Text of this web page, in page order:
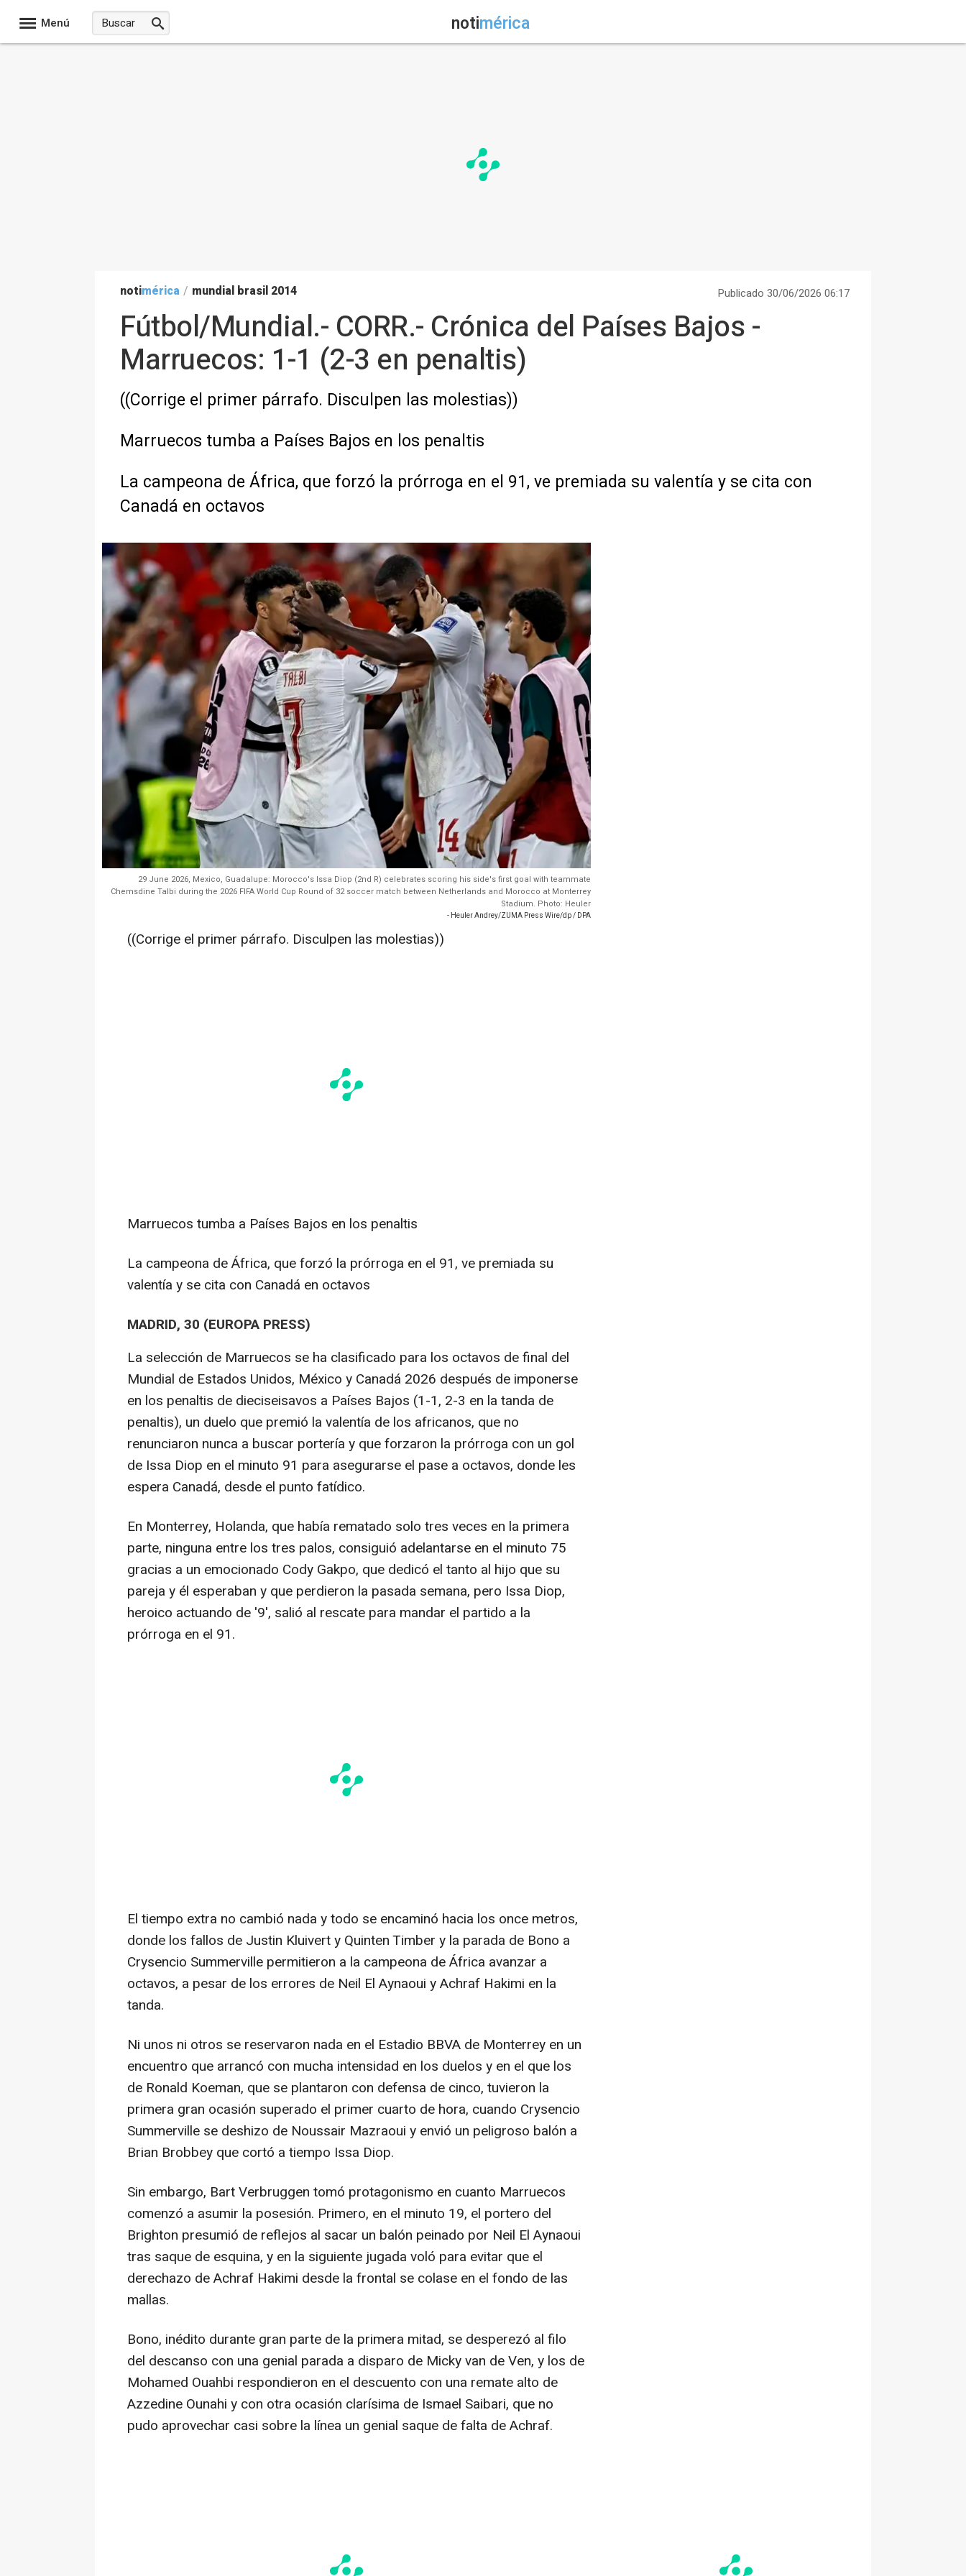
Menú notimérica
notimérica / mundial brasil 2014 Publicado 30/06/2026 06:17
Fútbol/Mundial.- CORR.- Crónica del Países Bajos -
Marruecos: 1-1 (2-3 en penaltis)
((Corrige el primer párrafo. Disculpen las molestias))
Marruecos tumba a Países Bajos en los penaltis
La campeona de África, que forzó la prórroga en el 91, ve premiada su valentía y se cita con
Canadá en octavos
29 June 2026, Mexico, Guadalupe: Morocco's Issa Diop (2nd R) celebrates scoring his side's first goal with teammate
Chemsdine Talbi during the 2026 FIFA World Cup Round of 32 soccer match between Netherlands and Morocco at Monterrey
Stadium. Photo: Heuler
- Heuler Andrey/ZUMA Press Wire/dp / DPA
((Corrige el primer párrafo. Disculpen las molestias))
Marruecos tumba a Países Bajos en los penaltis
La campeona de África, que forzó la prórroga en el 91, ve premiada su
valentía y se cita con Canadá en octavos
MADRID, 30 (EUROPA PRESS)
La selección de Marruecos se ha clasificado para los octavos de final del
Mundial de Estados Unidos, México y Canadá 2026 después de imponerse
en los penaltis de dieciseisavos a Países Bajos (1-1, 2-3 en la tanda de
penaltis), un duelo que premió la valentía de los africanos, que no
renunciaron nunca a buscar portería y que forzaron la prórroga con un gol
de Issa Diop en el minuto 91 para asegurarse el pase a octavos, donde les
espera Canadá, desde el punto fatídico.
En Monterrey, Holanda, que había rematado solo tres veces en la primera
parte, ninguna entre los tres palos, consiguió adelantarse en el minuto 75
gracias a un emocionado Cody Gakpo, que dedicó el tanto al hijo que su
pareja y él esperaban y que perdieron la pasada semana, pero Issa Diop,
heroico actuando de '9', salió al rescate para mandar el partido a la
prórroga en el 91.
El tiempo extra no cambió nada y todo se encaminó hacia los once metros,
donde los fallos de Justin Kluivert y Quinten Timber y la parada de Bono a
Crysencio Summerville permitieron a la campeona de África avanzar a
octavos, a pesar de los errores de Neil El Aynaoui y Achraf Hakimi en la
tanda.
Ni unos ni otros se reservaron nada en el Estadio BBVA de Monterrey en un
encuentro que arrancó con mucha intensidad en los duelos y en el que los
de Ronald Koeman, que se plantaron con defensa de cinco, tuvieron la
primera gran ocasión superado el primer cuarto de hora, cuando Crysencio
Summerville se deshizo de Noussair Mazraoui y envió un peligroso balón a
Brian Brobbey que cortó a tiempo Issa Diop.
Sin embargo, Bart Verbruggen tomó protagonismo en cuanto Marruecos
comenzó a asumir la posesión. Primero, en el minuto 19, el portero del
Brighton presumió de reflejos al sacar un balón peinado por Neil El Aynaoui
tras saque de esquina, y en la siguiente jugada voló para evitar que el
derechazo de Achraf Hakimi desde la frontal se colase en el fondo de las
mallas.
Bono, inédito durante gran parte de la primera mitad, se desperezó al filo
del descanso con una genial parada a disparo de Micky van de Ven, y los de
Mohamed Ouahbi respondieron en el descuento con una remate alto de
Azzedine Ounahi y con otra ocasión clarísima de Ismael Saibari, que no
pudo aprovechar casi sobre la línea un genial saque de falta de Achraf.